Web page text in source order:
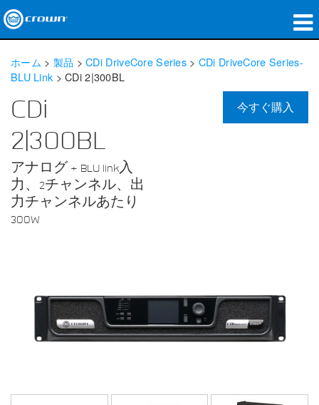
アプリケーション
ネットワークオーディオ
購入先
導入事例
私たちのストーリー
言語/地域
ホーム > 製品 >CDi DriveCore Series> CDi DriveCore Series-
BLU Link >CDi 2|300BL
CDi
2|300BL
アナログ + BLU link入
力、2チャンネル、出
力チャンネルあたり
300W
今すぐ購入